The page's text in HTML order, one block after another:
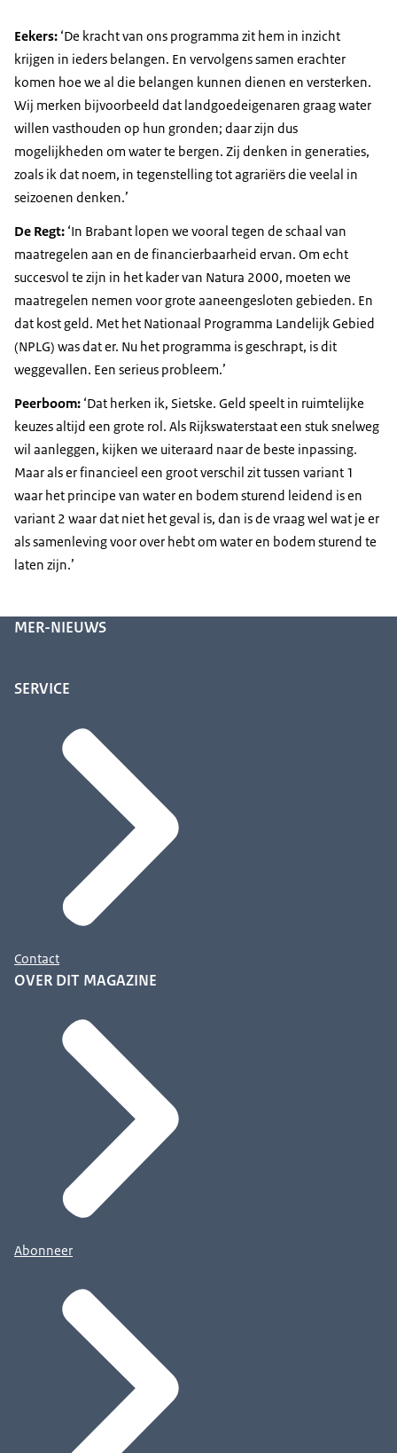
Eekers: ‘De kracht van ons programma zit hem in inzicht
krijgen in ieders belangen. En vervolgens samen erachter
komen hoe we al die belangen kunnen dienen en versterken.
Wij merken bijvoorbeeld dat landgoedeigenaren graag water
willen vasthouden op hun gronden; daar zijn dus
mogelijkheden om water te bergen. Zij denken in generaties,
zoals ik dat noem, in tegenstelling tot agrariërs die veelal in
seizoenen denken.’
De Regt: ‘In Brabant lopen we vooral tegen de schaal van
maatregelen aan en de financierbaarheid ervan. Om echt
succesvol te zijn in het kader van Natura 2000, moeten we
maatregelen nemen voor grote aaneengesloten gebieden. En
dat kost geld. Met het Nationaal Programma Landelijk Gebied
(NPLG) was dat er. Nu het programma is geschrapt, is dit
weggevallen. Een serieus probleem.’
Peerboom: ‘Dat herken ik, Sietske. Geld speelt in ruimtelijke
keuzes altijd een grote rol. Als Rijkswaterstaat een stuk snelweg
wil aanleggen, kijken we uiteraard naar de beste inpassing.
Maar als er financieel een groot verschil zit tussen variant 1
waar het principe van water en bodem sturend leidend is en
variant 2 waar dat niet het geval is, dan is de vraag wel wat je er
als samenleving voor over hebt om water en bodem sturend te
laten zijn.’
MER-NIEUWS
SERVICE
Contact
OVER DIT MAGAZINE
Abonneer